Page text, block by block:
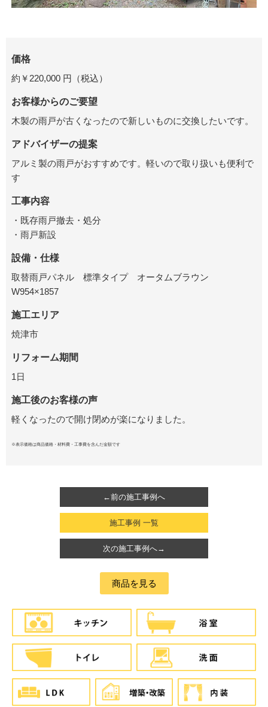
価格
約￥220,000 円（税込）
お客様からのご要望
木製の雨戸が古くなったので新しいものに交換したいです。
アドバイザーの提案
アルミ製の雨戸がおすすめです。軽いので取り扱いも便利で
す
工事内容
・既存雨戸撤去・処分
・雨戸新設
設備・仕様
取替雨戸パネル 標準タイプ オータムブラウン
W954×1857
施工エリア
焼津市
リフォーム期間
1日
施工後のお客様の声
軽くなったので開け閉めが楽になりました。
※表示価格は商品価格・材料費・工事費を含んだ金額です
←前の施工事例へ
施工事例 一覧
次の施工事例へ→
商品を見る